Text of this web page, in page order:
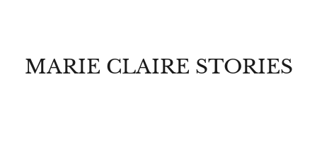
MARIE CLAIRE STORIES